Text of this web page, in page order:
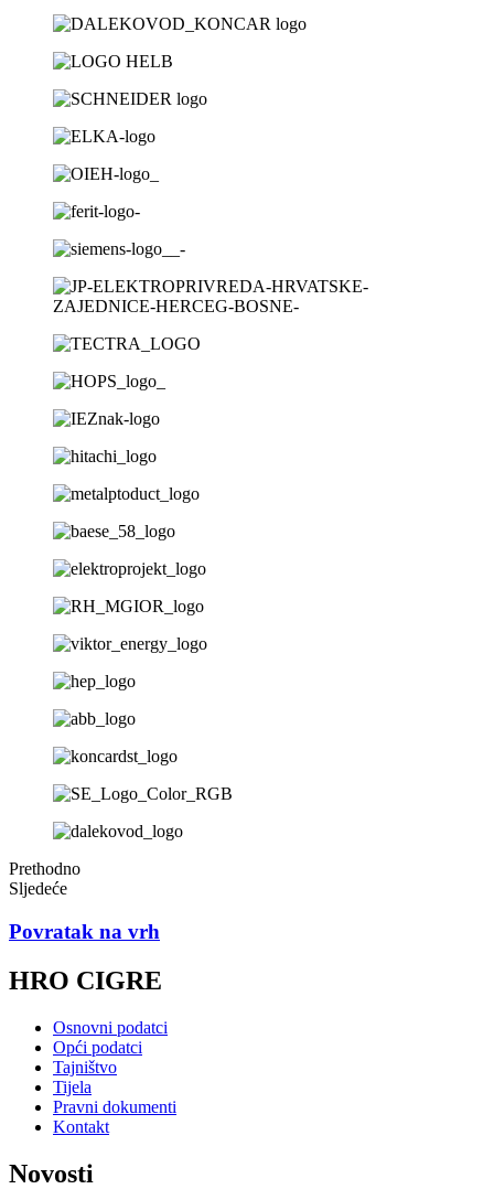
Prethodno
Sljedeće
Povratak na vrh
HRO CIGRE
Osnovni podatci
Opći podatci
Tajništvo
Tijela
Pravni dokumenti
Kontakt
Novosti